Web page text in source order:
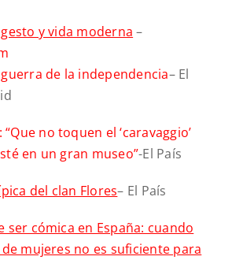
gesto y vida moderna –
de la independencia– El
no toquen el ‘caravaggio’
en un gran museo”-El País
del clan Flores– El País
ser cómica en España: cuando
mujeres no es suficiente para